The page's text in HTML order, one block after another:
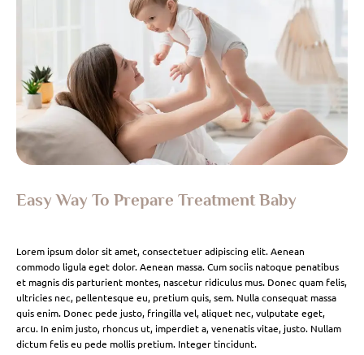
Easy Way To Prepare Treatment Baby
Lorem ipsum dolor sit amet, consectetuer adipiscing elit. Aenean
commodo ligula eget dolor. Aenean massa. Cum sociis natoque penatibus
et magnis dis parturient montes, nascetur ridiculus mus. Donec quam felis,
ultricies nec, pellentesque eu, pretium quis, sem. Nulla consequat massa
quis enim. Donec pede justo, fringilla vel, aliquet nec, vulputate eget,
arcu. In enim justo, rhoncus ut, imperdiet a, venenatis vitae, justo. Nullam
dictum felis eu pede mollis pretium. Integer tincidunt.